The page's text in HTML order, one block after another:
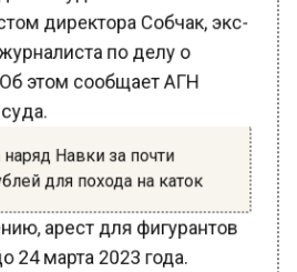
по делу о
этом сообщает АГН
Навки за почти
для похода на каток
арест для фигурантов
24 марта 2023 года.
директора